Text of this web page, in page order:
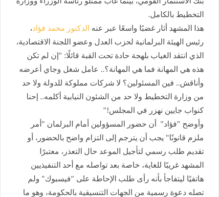
التخطيط بالكامل.
هذا المشهد أثار غضبًا واسعًا عبر عنه الدكتور محمد فؤاد،
رئيس الهيئة البرلمانية لحزب العدل وعضو اللجنة الاقتصادية،
الذي انتقد الغياب بلهجة حادة تحت القبة قائلًا: "إن لم تكن
هذه هي المهانة فما هي المهانة؟.. عامل شغل وجاي أعرضه
وأناقش.. فين المسئولين؟ لا شركات مملوكة للدولة ولا حد
من وزارة التخطيط ولا حد من الشئون النيابية أكلمه.. إحنا
كنواب جايين نهزر في المجلس!"
وأوضح "فؤاد" أن حضور المسؤولين أمام البرلمان "أمر
ملزم قانونًا" يجب أن يترجم إلى التزام واضح بالحضور، أو
تقديم طلب رسمي لتأجيل الموعد حال التعذر، معتبرًا
المشهد غريبًا للغاية، خاصة بعد تواصله مع أحد التنفيذيين
هاتفيًا ليتفاجأ بأنه رأى طلب الإحاطة على "فيسبوك" ولم
تصله دعوة رسمية من الجهات التنسيقية بالحكومة، وهو ما